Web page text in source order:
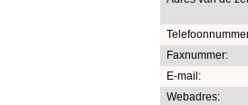
Faxnummer:
E-mail:
Webadres: